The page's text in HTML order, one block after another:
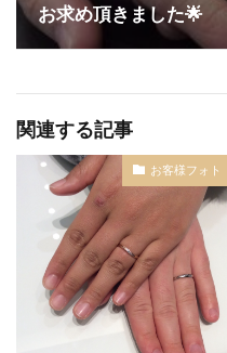
結婚指輪NIWAKA
結婚指輪V字
結婚
結婚指輪アンティーク
結婚指輪いつから
結婚指輪いらない
結婚指輪エタニティリン
結婚指輪オーダーメイド
結婚指輪オートクチュー
結婚指輪おすすめブラン
お求め頂きました🌟
関連する記事
お客様フォト